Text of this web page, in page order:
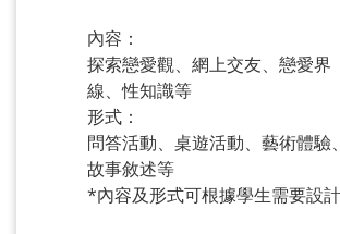
內容：
探索戀愛觀、網上交友、戀愛界
線、性知識等
形式：
問答活動、桌遊活動、藝術體驗、
故事敘述等
*內容及形式可根據學生需要設計